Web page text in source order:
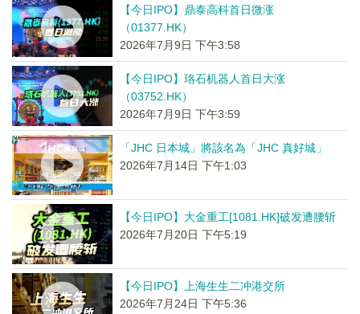
【今日IPO】鼎泰高科首日微涨
（01377.HK）
2026年7月9日 下午3:58
【今日IPO】珞石机器人首日大涨
（03752.HK）
2026年7月9日 下午3:59
「JHC 日本城」將該名為「JHC 真好城」
2026年7月14日 下午1:03
【今日IPO】大金重工[1081.HK]破发遭腰斩
2026年7月20日 下午5:19
【今日IPO】上海生生二冲港交所
2026年7月24日 下午5:36